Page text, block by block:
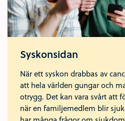
Syskonsidan
När ett syskon drabbas av
att hela världen gungar och
otrygg. Det kan vara svårt att
när en familjemedlem blir